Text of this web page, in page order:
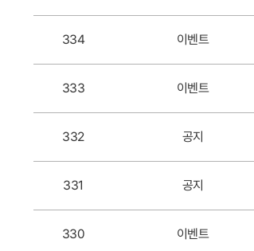
334 이벤트
333 이벤트
332 공지
331 공지
330 이벤트